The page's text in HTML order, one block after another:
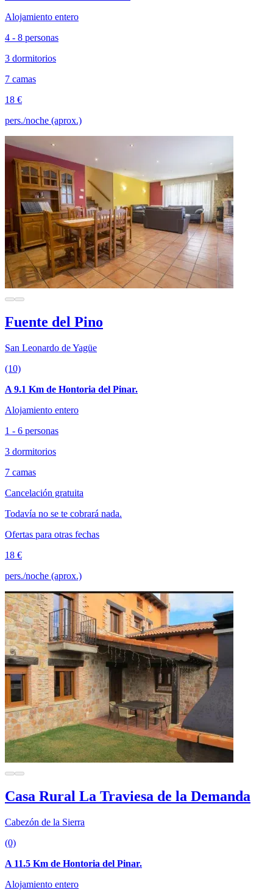
Alojamiento entero
4 - 8 personas
3 dormitorios
7 camas
18 €
pers./noche (aprox.)
Fuente del Pino
San Leonardo de Yagüe
(10)
A 9.1 Km de Hontoria del Pinar.
Alojamiento entero
1 - 6 personas
3 dormitorios
7 camas
Cancelación gratuita
Todavía no se te cobrará nada.
Ofertas para otras fechas
18 €
pers./noche (aprox.)
Casa Rural La Traviesa de la Demanda
Cabezón de la Sierra
(0)
A 11.5 Km de Hontoria del Pinar.
Alojamiento entero